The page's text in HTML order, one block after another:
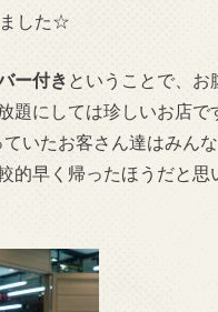
した☆
ー付き ということで、
題にしては珍しいお店
いたお客さん達はみん
的早く帰ったほうだと思